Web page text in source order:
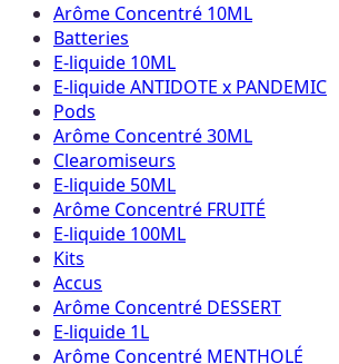
Arôme Concentré 10ML
Batteries
E-liquide 10ML
E-liquide ANTIDOTE x PANDEMIC
Pods
Arôme Concentré 30ML
Clearomiseurs
E-liquide 50ML
Arôme Concentré FRUITÉ
E-liquide 100ML
Kits
Accus
Arôme Concentré DESSERT
E-liquide 1L
Arôme Concentré MENTHOLÉ